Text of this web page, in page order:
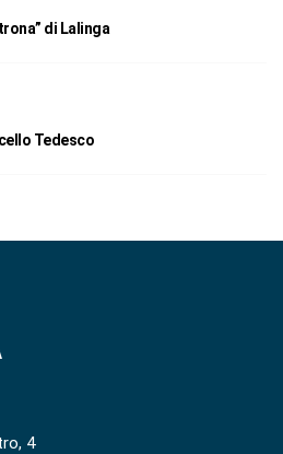
di Lalinga
Tedesco
4